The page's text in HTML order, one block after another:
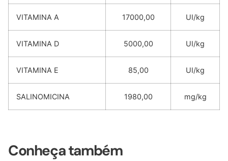
VITAMINA A 17000,00 UI/kg
VITAMINA D 5000,00 UI/kg
VITAMINA E 85,00 UI/kg
SALINOMICINA 1980,00 mg/kg
Conheça também